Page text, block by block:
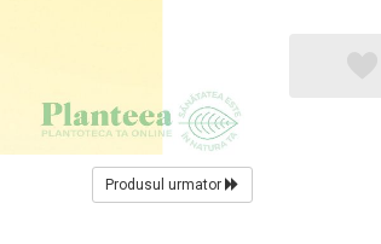
Produsul urmator